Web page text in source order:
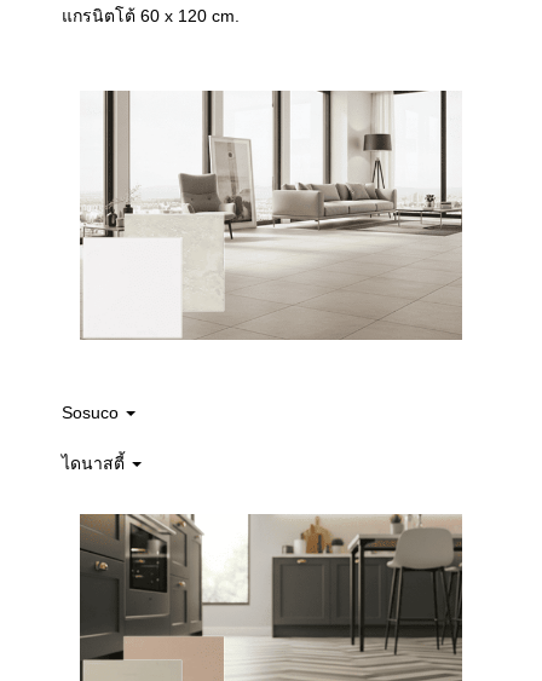
แกรนิตโต้ 60 x 120 cm.
Sosuco
ไดนาสตี้